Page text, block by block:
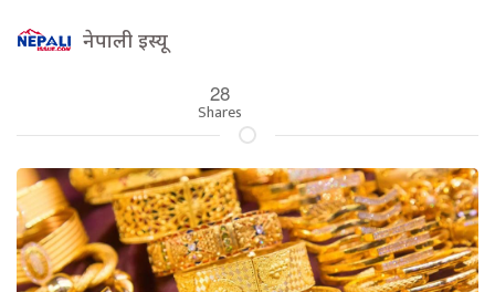
नेपाली इस्यू
28
Shares